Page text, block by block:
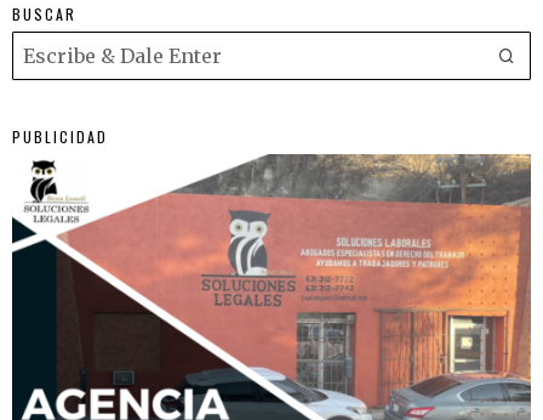
BUSCAR
PUBLICIDAD